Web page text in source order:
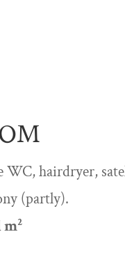
WC, hairdryer,
(partly).